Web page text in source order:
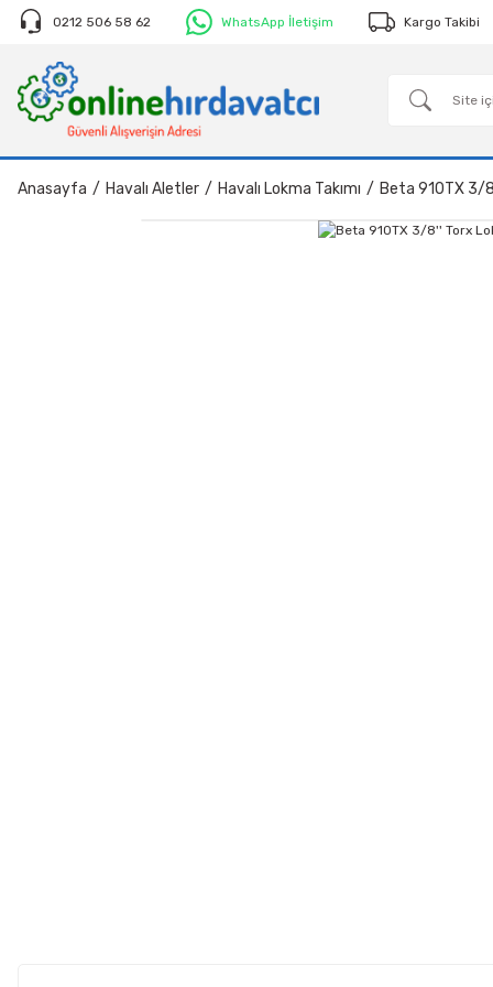
0212 506 58 62 WhatsApp İletişim Kargo Takibi
Anasayfa Havalı Aletler Havalı Lokma Takımı Beta 910TX 3/